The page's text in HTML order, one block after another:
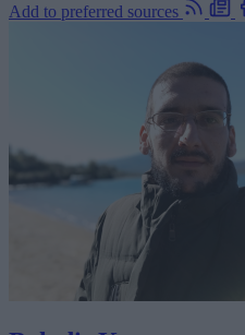
Add to preferred sources